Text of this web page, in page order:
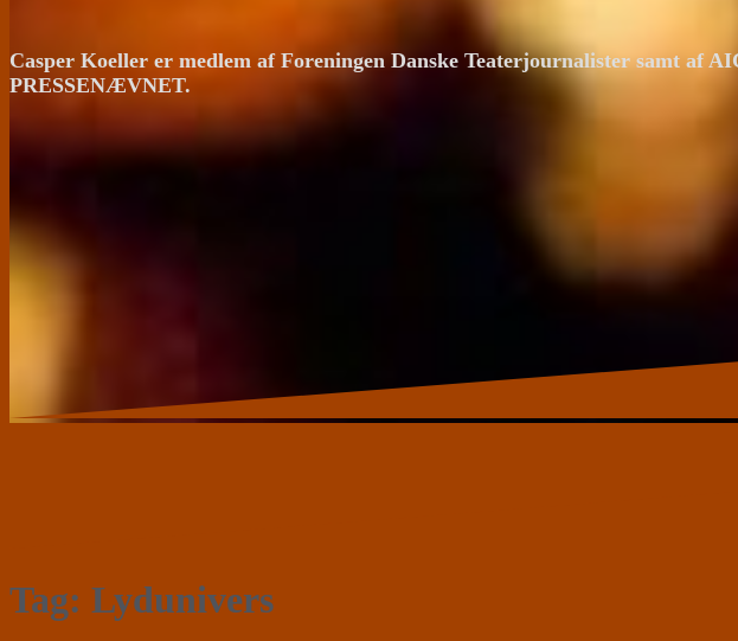
Casper Koeller er medlem af Foreningen Danske Teaterjournalister samt
PRESSENÆVNET.
Tag: Lydunivers